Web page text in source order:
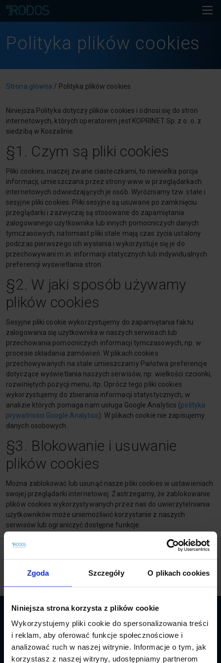
Zgoda Szczegóły O plikach cookies
Niniejsza strona korzysta z plików cookie
Wykorzystujemy pliki cookie do spersonalizowania treści
i reklam, aby oferować funkcje społecznościowe i
analizować ruch w naszej witrynie. Informacje o tym, jak
korzystasz z naszej witryny, udostępniamy partnerom
Polityka plików cookies
Strona główna / Polityka plików cookies
Niniejsza Polityka dotyczy plików cookies i odnosi się do stron
internetowych, których operatorem jest KOPRINET Sp. z o. o. z
siedzibą w Koszalinie.
§1. Czym są pliki cookies
Pliki cookies, inaczej zwane ciasteczkami, to niewielka porcja
informacji, umieszczana przez strony www w przeglądarkach
internetowych odwiedzających je osób. Wyróżniamy tzw. stałe i
sesyjne pliki cookies. Pliki sesyjne są usuwane po zamknięciu
przeglądarki i zazwyczaj są stosowane do zapamiętania
zalogowanego użytkownika lub innych pomocniczych danych
tymczasowych, natomiast pliki stałe mają czas życia ustalony
podczas pierwszego ich wysłania i wykorzystuje się je do
przechowywani m.in. informacji statycznych lub indywidualnych
preferencji wyświetlania stron.
§2. W jaki sposób używamy
plików cookies
Sesyjne pliki cookie wykorzystujemy do zapamiętania faktu
zalogowania się użytkownika w naszych serwisach lub
przechowania pomocniczych informacji tymczasowych, np. w
procesie składania zamówień. W plikach cookies
przechowywanych na stałe umieszczamy Państwa preferencje
dotyczące wyświetlania naszych serwisów, np. wielkości czcionki,
rozwiniętych pozycji menu, itp. Oprócz tego pliki cookies
wykorzystujemy do zbierania informacji statystycznych, w
analizie których pomaga nam usługa Google Analytics (polityka
prywatności Google Analytics). W plikach cookie nie zapisujemy
danych osobowych.
§3. Blokowanie i usuwanie
plików cookies
Można zablokować lub usunąć nasze pliki cookies w ustawieniach
swojej przeglądarki internetowej. Zastrzegamy, że zablokowanie
plików cookies wykorzystywanych przez nas do uwierzytelniania
użytkowników może uniemożliwić korzystanie z naszych
serwisów lub ograniczyć dostępne funkcje.
(pn‑pt , w godz.:
+48 94 717 35 00
BĄDŹ NA BIEŻĄCO. ZAPISZ SIĘ DO NEWSLETTERA.
Zapisz się